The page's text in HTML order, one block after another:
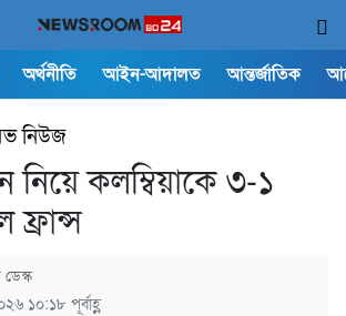
অর্থনীতি আইন-আদালত আন্তর্জাতিক
নিউজ
নিয়ে কলম্বিয়াকে ৩-১
ফ্রান্স
ডেস্ক
১০:১৮ পূর্বাহ্ণ